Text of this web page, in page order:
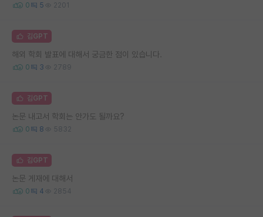
0 5 2201
김GPT
해외 학회 발표에 대해서 궁금한 점이 있습니다.
0 3 2789
김GPT
논문 내고서 학회는 안가도 될까요?
0 8 5832
김GPT
논문 게재에 대해서
0 4 2854